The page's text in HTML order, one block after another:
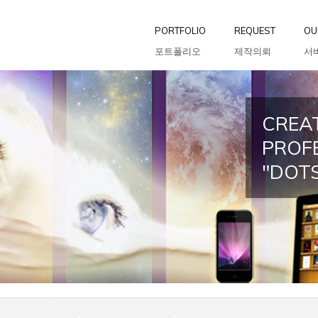
PORTFOLIO
포트폴리오
REQUEST
제작의뢰
서